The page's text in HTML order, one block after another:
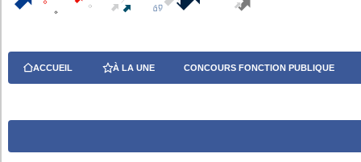
ACCUEIL À LA UNE CONCOURS FONCTION PUBLIQUE